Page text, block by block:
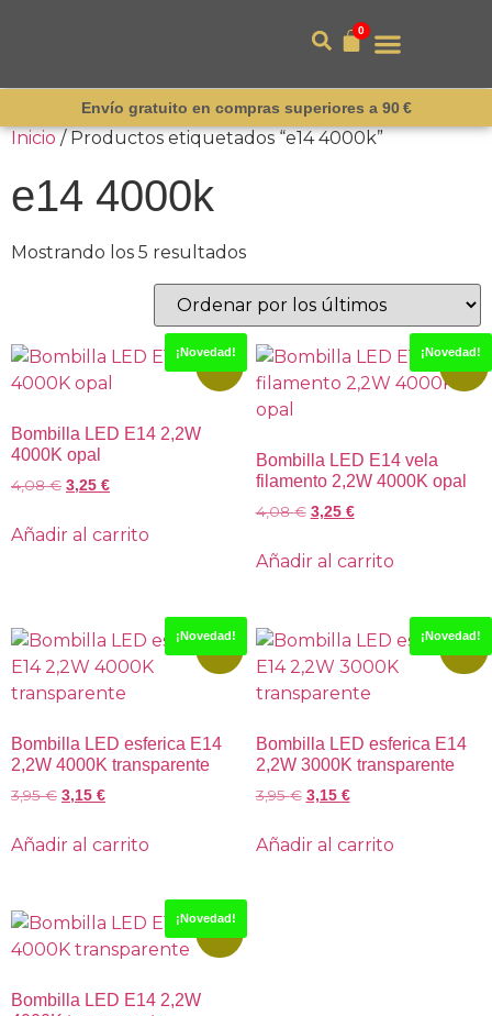
0
Envío gratuito en compras superiores a 90 €
Inicio/ Productos etiquetados “e14 4000k”
e14 4000k
Mostrando los 5 resultados
¡Novedad!
Bombilla LED E14 2,2W
4000K opal
4,08€ 3,25 €
Añadir al carrito
¡Novedad!
Bombilla LED E14 vela
filamento 2,2W 4000K opal
4,08€ 3,25 €
Añadir al carrito
¡Novedad!
Bombilla LED esferica E14
2,2W 4000K transparente
3,95€ 3,15 €
Añadir al carrito
¡Novedad!
Bombilla LED esferica E14
2,2W 3000K transparente
3,95€ 3,15 €
Añadir al carrito
¡Novedad!
Bombilla LED E14 2,2W